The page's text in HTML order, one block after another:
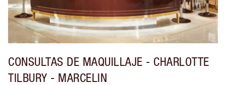
CONSULTAS DE MAQUILLAJE - CHARLOTTE
TILBURY - MARCELIN